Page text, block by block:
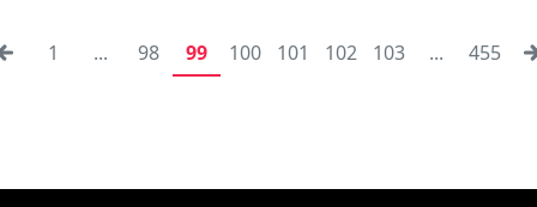
1 ... 98 99 100 101 102 103 ... 455